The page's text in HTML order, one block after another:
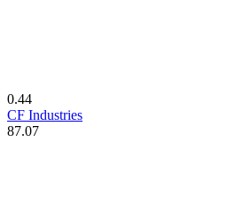
0.44
CF Industries
87.07